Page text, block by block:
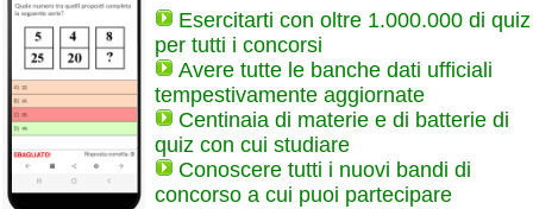
Esercitarti con oltre 1.000.000 di quiz
per tutti i concorsi
Avere tutte le banche dati ufficiali
tempestivamente aggiornate
Centinaia di materie e di batterie di
quiz con cui studiare
Conoscere tutti i nuovi bandi di
concorso a cui puoi partecipare